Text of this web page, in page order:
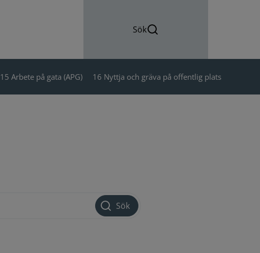
Sök
15 Arbete på gata (APG) 16 Nyttja och gräva på offentlig plats
Sök